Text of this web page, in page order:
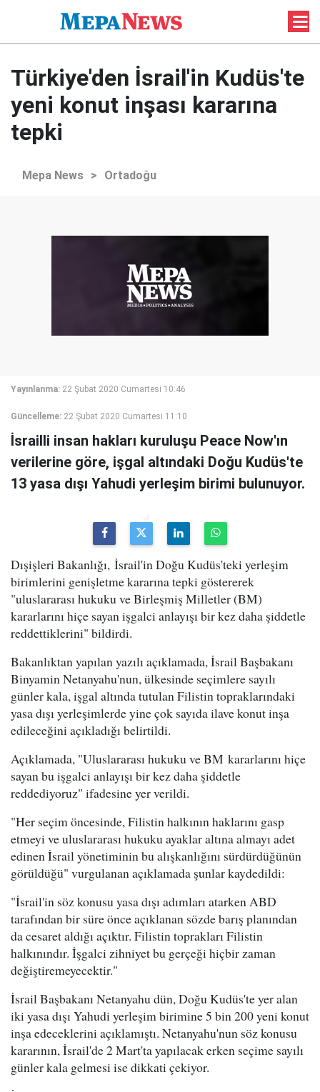
Türkiye'den İsrail'in Kudüs'te
yeni konut inşası kararına
tepki
Mepa News > Ortadoğu
Yayınlanma: 22 Şubat 2020 Cumartesi 10:46
Güncelleme: 22 Şubat 2020 Cumartesi 11:10
İsrailli insan hakları kuruluşu Peace Now'ın
verilerine göre, işgal altındaki Doğu Kudüs'te
13 yasa dışı Yahudi yerleşim birimi bulunuyor.
Dışişleri Bakanlığı, İsrail'in Doğu Kudüs'teki yerleşim
birimlerini genişletme kararına tepki göstererek
"uluslararası hukuku ve Birleşmiş Milletler (BM)
kararlarını hiçe sayan işgalci anlayışı bir kez daha şiddetle
reddettiklerini" bildirdi.
Bakanlıktan yapılan yazılı açıklamada, İsrail Başbakanı
Binyamin Netanyahu'nun, ülkesinde seçimlere sayılı
günler kala, işgal altında tutulan Filistin topraklarındaki
yasa dışı yerleşimlerde yine çok sayıda ilave konut inşa
edileceğini açıkladığı belirtildi.
Açıklamada, "Uluslararası hukuku ve BM kararlarını hiçe
sayan bu işgalci anlayışı bir kez daha şiddetle
reddediyoruz" ifadesine yer verildi.
"Her seçim öncesinde, Filistin halkının haklarını gasp
etmeyi ve uluslararası hukuku ayaklar altına almayı adet
edinen İsrail yönetiminin bu alışkanlığını sürdürdüğünün
görüldüğü" vurgulanan açıklamada şunlar kaydedildi:
"İsrail'in söz konusu yasa dışı adımları atarken ABD
tarafından bir süre önce açıklanan sözde barış planından
da cesaret aldığı açıktır. Filistin toprakları Filistin
halkınındır. İşgalci zihniyet bu gerçeği hiçbir zaman
değiştiremeyecektir."
İsrail Başbakanı Netanyahu dün, Doğu Kudüs'te yer alan
iki yasa dışı Yahudi yerleşim birimine 5 bin 200 yeni konut
inşa edeceklerini açıklamıştı. Netanyahu'nun söz konusu
kararının, İsrail'de 2 Mart'ta yapılacak erken seçime sayılı
günler kala gelmesi ise dikkati çekiyor.